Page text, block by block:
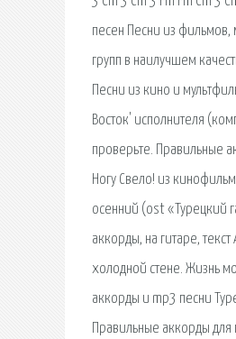
песен Песни из фильмов,
групп в наилучшем
Песни из кино и
Восток' исполнителя
проверьте. Правильные
Ногу Свело! из
осенний (ost «Турецкий
аккорды, на гитаре,
холодной стене. Жизнь
аккорды и mp3 песни
Правильные аккорды